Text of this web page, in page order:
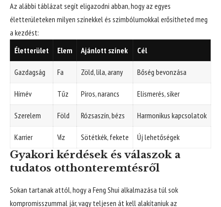
Az alábbi táblázat segít eligazodni abban, hogy az egyes
életterületeken milyen színekkel és szimbólumokkal erősítheted meg
a kezdést:
Életterület
Elem Ajánlott színek Cél
Gazdagság Fa Zöld, lila, arany Bőség bevonzása
Hírnév Tűz Piros, narancs Elismerés, siker
Szerelem Föld Rózsaszín, bézs Harmonikus kapcsolatok
Karrier Víz Sötétkék, fekete Új lehetőségek
Gyakori kérdések és válaszok a
tudatos otthonteremtésről
Sokan tartanak attól, hogy a Feng Shui alkalmazása túl sok
kompromisszummal jár, vagy teljesen át kell alakítaniuk az